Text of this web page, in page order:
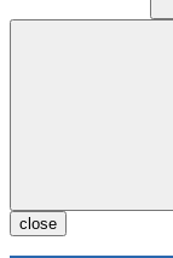
close